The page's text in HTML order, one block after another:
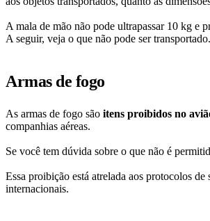
A mala de mão não pode ultrapassar 10 kg e
A seguir, veja o que não pode ser transportado.
Armas de fogo
As armas de fogo são itens proibidos no
companhias aéreas.
Se você tem dúvida sobre o que não é
Essa proibição está atrelada aos protocolos
internacionais.